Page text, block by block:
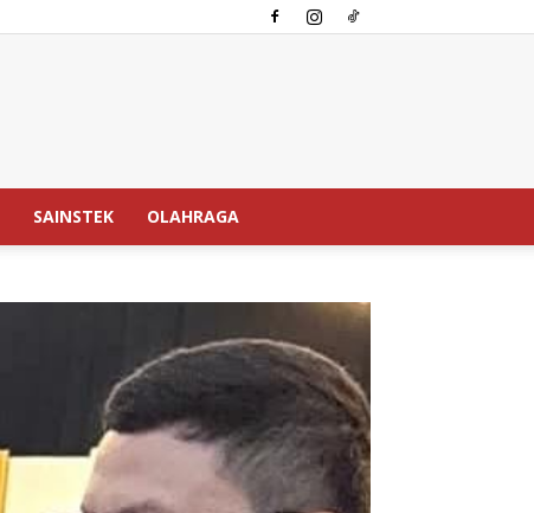
SAINSTEK OLAHRAGA